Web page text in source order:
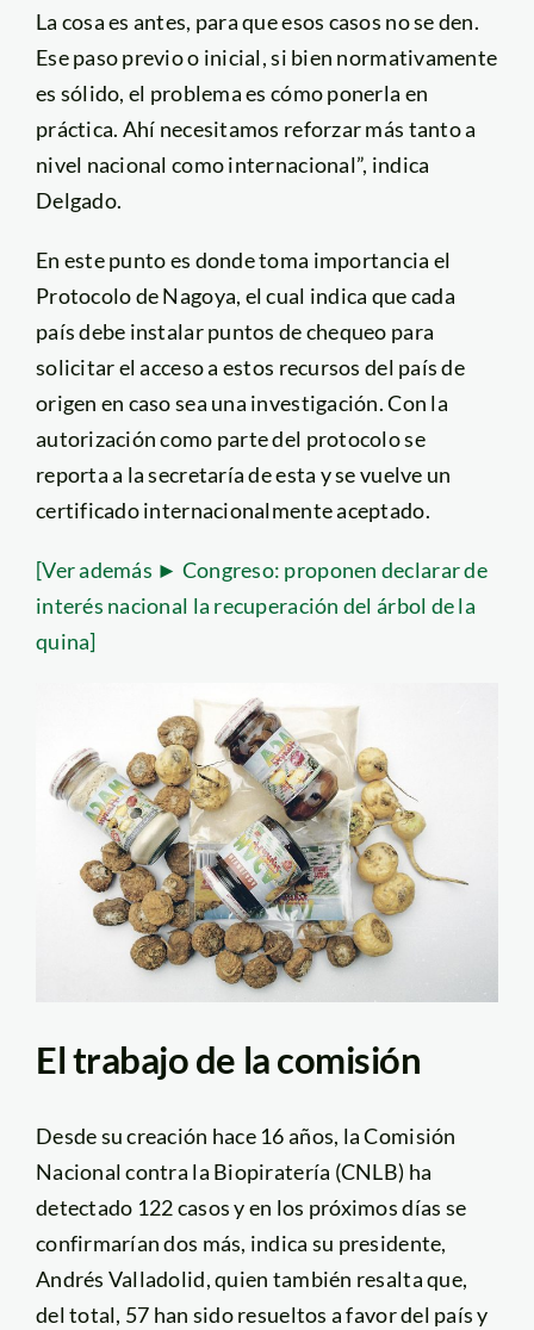
La cosa es antes, para que esos casos no se den.
Ese paso previo o inicial, si bien normativamente
es sólido, el problema es cómo ponerla en
práctica. Ahí necesitamos reforzar más tanto a
nivel nacional como internacional”, indica
Delgado.
En este punto es donde toma importancia el
Protocolo de Nagoya, el cual indica que cada
país debe instalar puntos de chequeo para
solicitar el acceso a estos recursos del país de
origen en caso sea una investigación. Con la
autorización como parte del protocolo se
reporta a la secretaría de esta y se vuelve un
certificado internacionalmente aceptado.
[Ver además ► Congreso: proponen declarar de
interés nacional la recuperación del árbol de la
quina]
El trabajo de la comisión
Desde su creación hace 16 años, la Comisión
Nacional contra la Biopiratería (CNLB) ha
detectado 122 casos y en los próximos días se
confirmarían dos más, indica su presidente,
Andrés Valladolid, quien también resalta que,
del total, 57 han sido resueltos a favor del país y